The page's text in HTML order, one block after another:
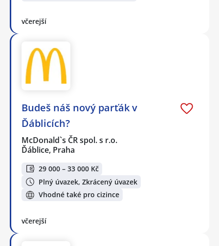
včerejší
Budeš náš nový parťák v
Ďáblicích?
McDonald`s ČR spol. s r.o.
Ďáblice, Praha
29 000 – 33 000 Kč
Plný úvazek, Zkrácený úvazek
Vhodné také pro cizince
včerejší